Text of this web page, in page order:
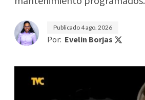
Publicado4 ago. 2026
Por: Evelin Borjas